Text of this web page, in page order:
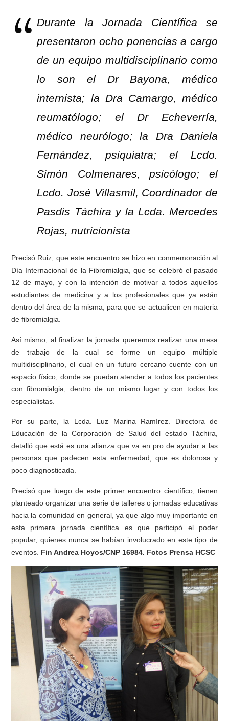
Durante la Jornada Científica se
presentaron ocho ponencias a cargo
de un equipo multidisciplinario como
lo son el Dr Bayona, médico
internista; la Dra Camargo, médico
reumatólogo; el Dr Echeverría,
médico neurólogo; la Dra Daniela
Fernández, psiquiatra; el Lcdo.
Simón Colmenares, psicólogo; el
Lcdo. José Villasmil, Coordinador de
Pasdis Táchira y la Lcda. Mercedes
Rojas, nutricionista
Precisó Ruiz, que este encuentro se hizo en conmemoración al
Día Internacional de la Fibromialgia, que se celebró el pasado
12 de mayo, y con la intención de motivar a todos aquellos
estudiantes de medicina y a los profesionales que ya están
dentro del área de la misma, para que se actualicen en materia
de fibromialgia.
Así mismo, al finalizar la jornada queremos realizar una mesa
de trabajo de la cual se forme un equipo múltiple
multidisciplinario, el cual en un futuro cercano cuente con un
espacio físico, donde se puedan atender a todos los pacientes
con fibromialgia, dentro de un mismo lugar y con todos los
especialistas.
Por su parte, la Lcda. Luz Marina Ramírez. Directora de
Educación de la Corporación de Salud del estado Táchira,
detalló que está es una alianza que va en pro de ayudar a las
personas que padecen esta enfermedad, que es dolorosa y
poco diagnosticada.
Precisó que luego de este primer encuentro científico, tienen
planteado organizar una serie de talleres o jornadas educativas
hacia la comunidad en general, ya que algo muy importante en
esta primera jornada científica es que participó el poder
popular, quienes nunca se habían involucrado en este tipo de
eventos. Fin Andrea Hoyos/CNP 16984. Fotos Prensa HCSC